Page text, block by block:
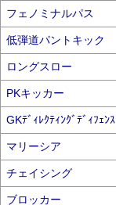
フェノミナルパス
低弾道パントキック
ロングスロー
PKキッカー
GKﾃﾞｨﾚｸﾃｨﾝｸﾞﾃﾞｨﾌｪﾝｽ
マリーシア
チェイシング
ブロッカー